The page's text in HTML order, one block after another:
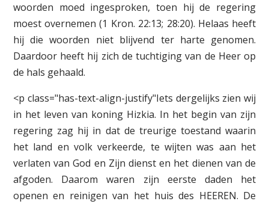
woorden moed ingesproken, toen hij de regering
moest overnemen (1 Kron. 22:13; 28:20). Helaas heeft
hij die woorden niet blijvend ter harte genomen.
Daardoor heeft hij zich de tuchtiging van de Heer op
de hals gehaald.
<p class="has-text-align-justify"Iets dergelijks zien wij
in het leven van koning Hizkia. In het begin van zijn
regering zag hij in dat de treurige toestand waarin
het land en volk verkeerde, te wijten was aan het
verlaten van God en Zijn dienst en het dienen van de
afgoden. Daarom waren zijn eerste daden het
openen en reinigen van het huis des HEEREN. De